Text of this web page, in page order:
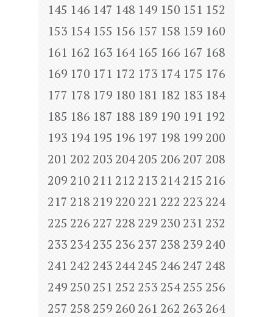
145 146 147 148 149 150 151 152
153 154 155 156 157 158 159 160
161 162 163 164 165 166 167 168
169 170 171 172 173 174 175 176
177 178 179 180 181 182 183 184
185 186 187 188 189 190 191 192
193 194 195 196 197 198 199 200
201 202 203 204205 206 207 208
209 210 211 212 213 214215 216
217 218 219 220 221 222 223 224
225 226 227 228 229 230 231 232
233 234235 236 237 238 239 240
241 242 243 244245 246 247 248
249 250 251 252 253 254255 256
257 258 259 260 261 262 263 264